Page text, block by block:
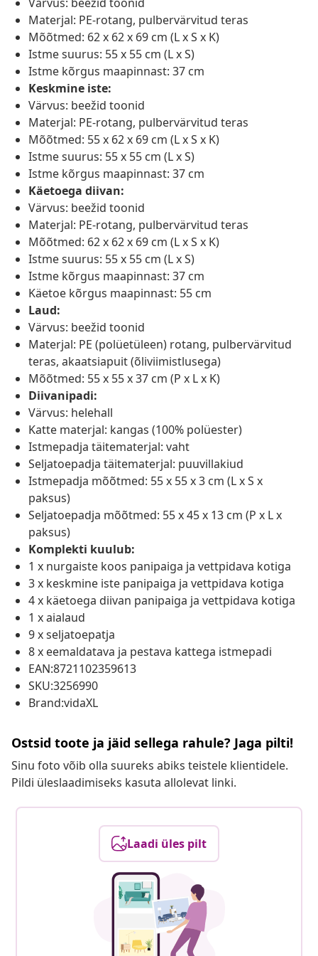
Materjal: PE-rotang, pulbervärvitud teras
Mõõtmed: 62 x 62 x 69 cm (L x S x K)
Istme suurus: 55 x 55 cm (L x S)
Istme kõrgus maapinnast: 37 cm
Keskmine iste:
Värvus: beežid toonid
Materjal: PE-rotang, pulbervärvitud teras
Mõõtmed: 55 x 62 x 69 cm (L x S x K)
Istme suurus: 55 x 55 cm (L x S)
Istme kõrgus maapinnast: 37 cm
Käetoega diivan:
Värvus: beežid toonid
Materjal: PE-rotang, pulbervärvitud teras
Mõõtmed: 62 x 62 x 69 cm (L x S x K)
Istme suurus: 55 x 55 cm (L x S)
Istme kõrgus maapinnast: 37 cm
Käetoe kõrgus maapinnast: 55 cm
Laud:
Värvus: beežid toonid
Materjal: PE (polüetüleen) rotang, pulbervärvitud
teras, akaatsiapuit (õliviimistlusega)
Mõõtmed: 55 x 55 x 37 cm (P x L x K)
Diivanipadi:
Värvus: helehall
Katte materjal: kangas (100% polüester)
Istmepadja täitematerjal: vaht
Seljatoepadja täitematerjal: puuvillakiud
Istmepadja mõõtmed: 55 x 55 x 3 cm (L x S x
paksus)
Seljatoepadja mõõtmed: 55 x 45 x 13 cm (P x L x
paksus)
Komplekti kuulub:
1 x nurgaiste koos panipaiga ja vettpidava kotiga
3 x keskmine iste panipaiga ja vettpidava kotiga
4 x käetoega diivan panipaiga ja vettpidava kotiga
1 x aialaud
9 x seljatoepatja
8 x eemaldatava ja pestava kattega istmepadi
EAN:8721102359613
SKU:3256990
Brand:vidaXL
Ostsid toote ja jäid sellega rahule? Jaga pilti!
Sinu foto võib olla suureks abiks teistele klientidele.
Pildi üleslaadimiseks kasuta allolevat linki.
Laadi üles pilt